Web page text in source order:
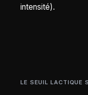
intensité).
LE SEUIL LACTIQUE